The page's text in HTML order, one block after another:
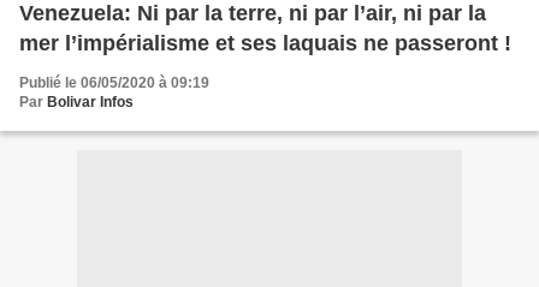
Venezuela: Ni par la terre, ni par l’air, ni par la
mer l’impérialisme et ses laquais ne passeront !
Publié le 06/05/2020 à 09:19
Par Bolivar Infos